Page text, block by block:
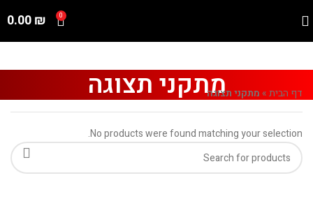
0
0.00₪
מתקני תצוגה דף הבית» מתקני תצוגה
No products were found matching your selection.